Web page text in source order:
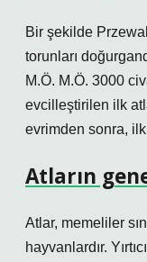
Bir şekilde
torunları
M.Ö. M.Ö. 3000
evcilleştirilen ilk
evrimden sonra, ilk
Atların
Atlar, memeliler
hayvanlardır.